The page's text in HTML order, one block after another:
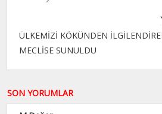
ÜLKEMİZİ KÖKÜNDEN
MECLİSE SUNULDU
SON YORUMLAR